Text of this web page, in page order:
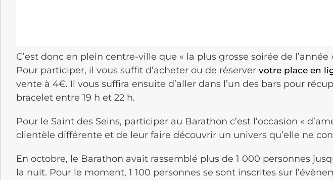
C’est donc en plein centre-ville que « la plus grosse soirée de l’année
Pour participer, il vous suffit d’acheter ou de réserver votre place en
vente à 4€. Il vous suffira ensuite d’aller dans l’un des bars pour
bracelet entre 19 h et 22 h.
Pour le Saint des Seins, participer au Barathon c’est l’occasion «
clientèle différente et de leur faire découvrir un univers qu’elle ne
En octobre, le Barathon avait rassemblé plus de 1 000 personnes
la nuit. Pour le moment, 1 100 personnes se sont inscrites sur